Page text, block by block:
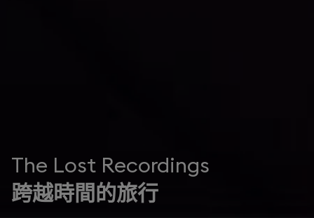
The Lost Recordings
跨越時間的旅行